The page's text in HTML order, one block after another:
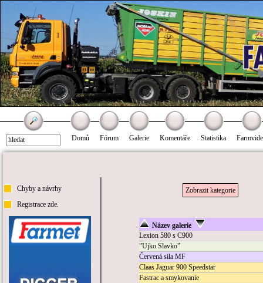
Domů Fórum Galerie Komentáře Statistika
Chyby a návrhy
Registrace zde.
Zobrazit kategorie
Název galerie
Lexion 580 s C900
"Ujko Slavko"
Červená sila MF
Claas Jaguar 900 Speedstar
Fastrac a smykovanie